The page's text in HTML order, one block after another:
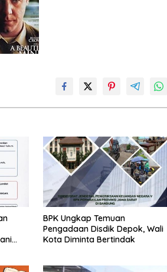
BPK Ungkap Temuan
Pengadaan Disdik Depok, Wali
Kota Diminta Bertindak